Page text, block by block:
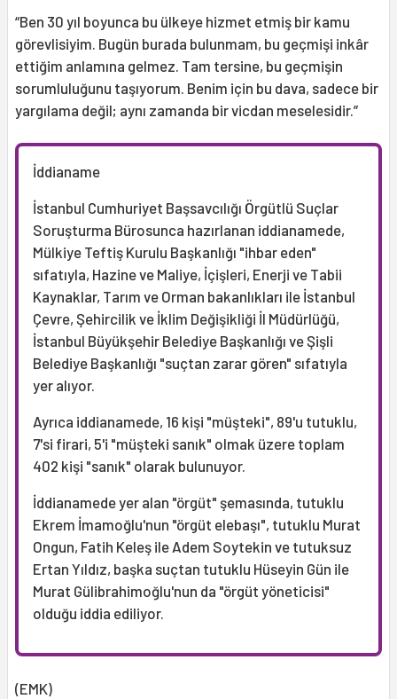
“Ben 30 yıl boyunca bu ülkeye hizmet etmiş bir kamu
görevlisiyim. Bugün burada bulunmam, bu geçmişi inkâr
ettiğim anlamına gelmez. Tam tersine, bu geçmişin
sorumluluğunu taşıyorum. Benim için bu dava, sadece bir
yargılama değil; aynı zamanda bir vicdan meselesidir.”
İddianame
İstanbul Cumhuriyet Başsavcılığı Örgütlü Suçlar
Soruşturma Bürosunca hazırlanan iddianamede,
Mülkiye Teftiş Kurulu Başkanlığı "ihbar eden"
sıfatıyla, Hazine ve Maliye, İçişleri, Enerji ve Tabii
Kaynaklar, Tarım ve Orman bakanlıkları ile İstanbul
Çevre, Şehircilik ve İklim Değişikliği İl Müdürlüğü,
İstanbul Büyükşehir Belediye Başkanlığı ve Şişli
Belediye Başkanlığı "suçtan zarar gören" sıfatıyla
yer alıyor.
Ayrıca iddianamede, 16 kişi "müşteki", 89'u tutuklu,
7'si firari, 5'i "müşteki sanık" olmak üzere toplam
402 kişi "sanık" olarak bulunuyor.
İddianamede yer alan "örgüt" şemasında, tutuklu
Ekrem İmamoğlu'nun "örgüt elebaşı", tutuklu Murat
Ongun, Fatih Keleş ile Adem Soytekin ve tutuksuz
Ertan Yıldız, başka suçtan tutuklu Hüseyin Gün ile
Murat Gülibrahimoğlu'nun da "örgüt yöneticisi"
olduğu iddia ediliyor.
(EMK)